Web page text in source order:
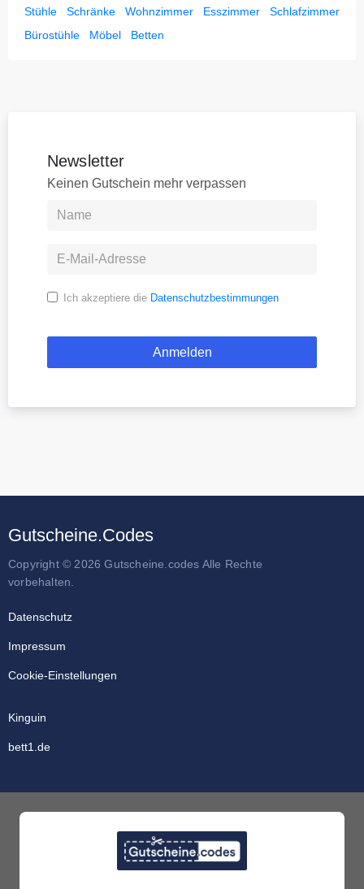
Stühle Schränke Wohnzimmer Esszimmer
Schlafzimmer
Bürostühle
Möbel Betten
Newsletter
Keinen Gutschein mehr verpassen
Ich akzeptiere die Datenschutzbestimmungen
Gutscheine.Codes
Copyright © 2026 Gutscheine.codes Alle Rechte
vorbehalten.
Datenschutz
Impressum
Cookie-Einstellungen
Kinguin
bett1.de